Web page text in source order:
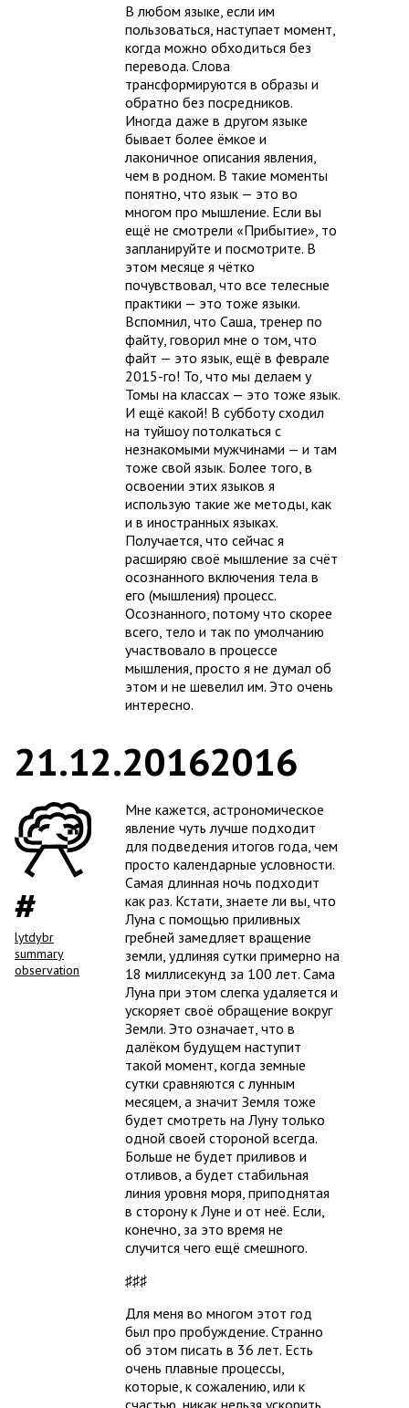
В любом языке, если им
пользоваться, наступает момент,
когда можно обходиться без
перевода. Слова
трансформируются в образы и
обратно без посредников.
Иногда даже в другом языке
бывает более ёмкое и
лаконичное описания явления,
чем в родном. В такие моменты
понятно, что язык — это во
многом про мышление. Если вы
ещё не смотрели «Прибытие», то
запланируйте и посмотрите. В
этом месяце я чётко
почувствовал, что все телесные
практики — это тоже языки.
Вспомнил, что Саша, тренер по
файту, говорил мне о том, что
файт — это язык, ещё в феврале
2015-го! То, что мы делаем у
Томы на классах — это тоже язык.
И ещё какой! В субботу сходил
на туйшоу потолкаться с
незнакомыми мужчинами — и там
тоже свой язык. Более того, в
освоении этих языков я
использую такие же методы, как
и в иностранных языках.
Получается, что сейчас я
расширяю своё мышление за счёт
осознанного включения тела в
его (мышления) процесс.
Осознанного, потому что скорее
всего, тело и так по умолчанию
участвовало в процессе
мышления, просто я не думал об
этом и не шевелил им. Это очень
интересно.
lytdybr
summary
observation
21.12.20162016
Мне кажется, астрономическое
явление чуть лучше подходит
для подведения итогов года, чем
просто календарные условности.
Самая длинная ночь подходит
как раз. Кстати, знаете ли вы, что
Луна с помощью приливных
гребней замедляет вращение
земли, удлиняя сутки примерно на
18 миллисекунд за 100 лет. Сама
Луна при этом слегка удаляется и
ускоряет своё обращение вокруг
Земли. Это означает, что в
далёком будущем наступит
такой момент, когда земные
сутки сравняются с лунным
месяцем, а значит Земля тоже
будет смотреть на Луну только
одной своей стороной всегда.
Больше не будет приливов и
отливов, а будет стабильная
линия уровня моря, приподнятая
в сторону к Луне и от неё. Если,
конечно, за это время не
случится чего ещё смешного.
♯♯♯
Для меня во многом этот год
был про пробуждение. Странно
об этом писать в 36 лет. Есть
очень плавные процессы,
которые, к сожалению, или к
счастью, никак нельзя ускорить.